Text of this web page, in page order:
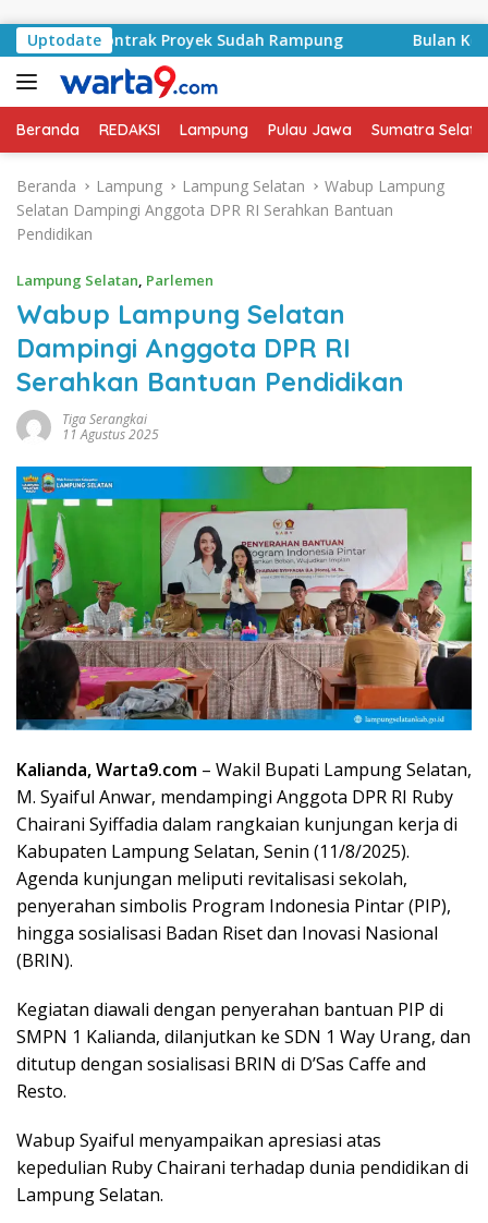
Uptodate
Kontrak Proyek Sudah Rampung Bulan
Beranda REDAKSI Lampung Pulau Jawa Sumatra
Beranda Lampung Lampung Selatan
Wabup Lampung
Selatan Dampingi Anggota DPR RI Serahkan Bantuan
Pendidikan
Lampung Selatan, Parlemen
Wabup Lampung Selatan
Dampingi Anggota DPR RI
Serahkan Bantuan Pendidikan
Tiga Serangkai
11 Agustus 2025
Kalianda, Warta9.com – Wakil Bupati Lampung Selatan,
M. Syaiful Anwar, mendampingi Anggota DPR RI Ruby
Chairani Syiffadia dalam rangkaian kunjungan kerja di
Kabupaten Lampung Selatan, Senin (11/8/2025).
Agenda kunjungan meliputi revitalisasi sekolah,
penyerahan simbolis Program Indonesia Pintar (PIP),
hingga sosialisasi Badan Riset dan Inovasi Nasional
(BRIN).
Kegiatan diawali dengan penyerahan bantuan PIP di
SMPN 1 Kalianda, dilanjutkan ke SDN 1 Way Urang, dan
ditutup dengan sosialisasi BRIN di D’Sas Caffe and
Resto.
Wabup Syaiful menyampaikan apresiasi atas
kepedulian Ruby Chairani terhadap dunia pendidikan di
Lampung Selatan.